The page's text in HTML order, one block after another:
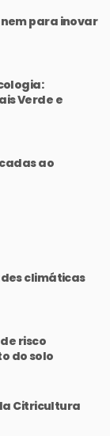
para inovar
Verde e
ao
climáticas
risco
do solo
Citricultura